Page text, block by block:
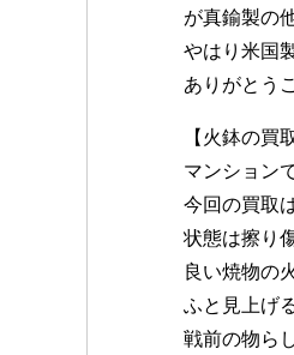
が真鍮製の
やはり米国
ありがとう
【火鉢の買
マンション
今回の買取
状態は擦り
良い焼物の
ふと見上げ
戦前の物ら